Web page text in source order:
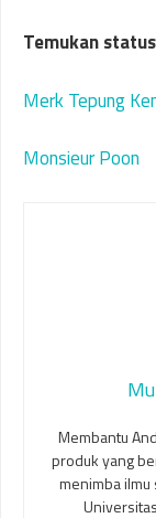
Temukan
Merk Tepung
Monsieur Poon
Membantu
produk yang
menimba ilmu